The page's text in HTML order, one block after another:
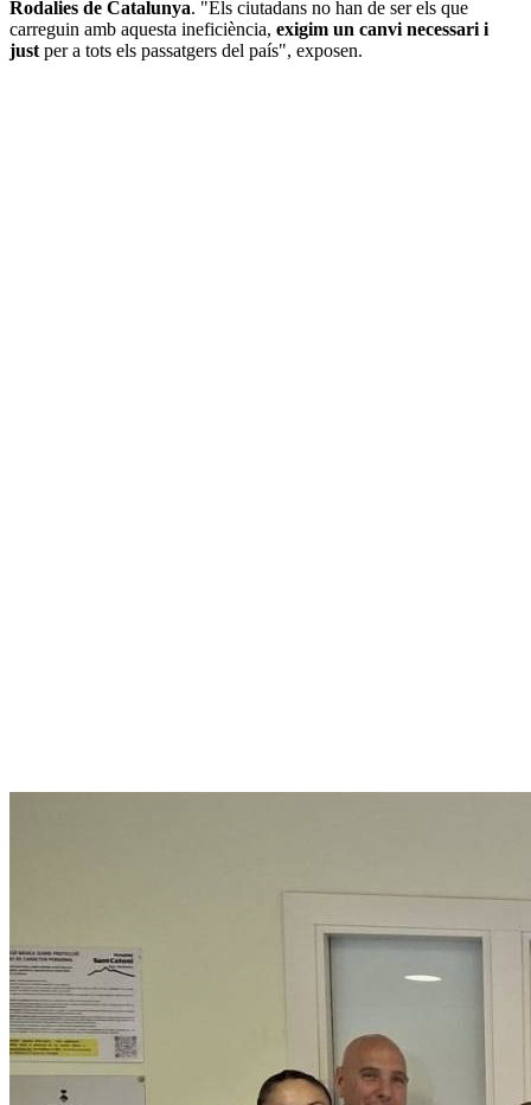
Rodalies de Catalunya. "Els ciutadans no han de ser els que
carreguin amb aquesta ineficiència, exigim un canvi necessari i
just per a tots els passatgers del país", exposen.